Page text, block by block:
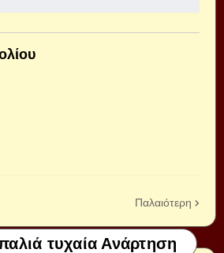
Παλαιότερη
τυχαία Ανάρτηση